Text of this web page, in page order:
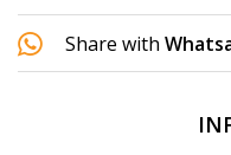
Share with